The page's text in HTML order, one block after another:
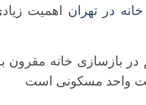
در تهران اهمیت
در بازسازی خانه
واحد مسکونی است